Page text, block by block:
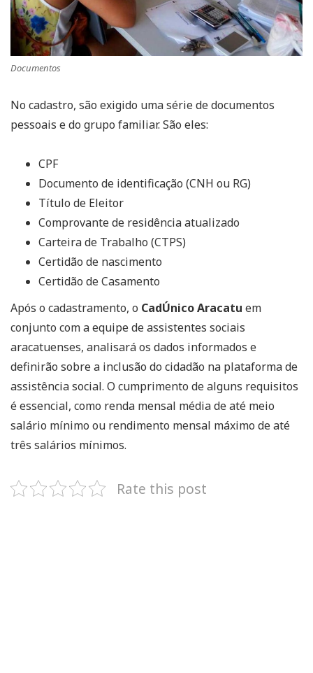
Documentos
No cadastro, são exigido uma série de documentos
pessoais e do grupo familiar. São eles:
CPF
Documento de identificação (CNH ou RG)
Título de Eleitor
Comprovante de residência atualizado
Carteira de Trabalho (CTPS)
Certidão de nascimento
Certidão de Casamento
Após o cadastramento, o CadÚnico Aracatu em
conjunto com a equipe de assistentes sociais
aracatuenses, analisará os dados informados e
definirão sobre a inclusão do cidadão na plataforma de
assistência social. O cumprimento de alguns requisitos
é essencial, como renda mensal média de até meio
salário mínimo ou rendimento mensal máximo de até
três salários mínimos.
Rate this post